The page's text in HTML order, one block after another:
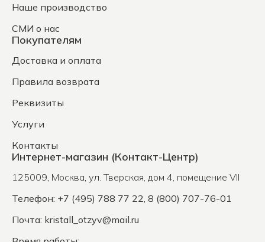
Наше производство
СМИ о нас
Покупателям
Доставка и оплата
Правила возврата
Реквизиты
Услуги
Контакты
Интернет-магазин (Контакт-Центр)
125009, Москва, ул. Тверская, дом 4, помещение VII
Телефон: +7 (495) 788 77 22, 8 (800) 707-76-01
Почта: kristall_otzyv@mail.ru